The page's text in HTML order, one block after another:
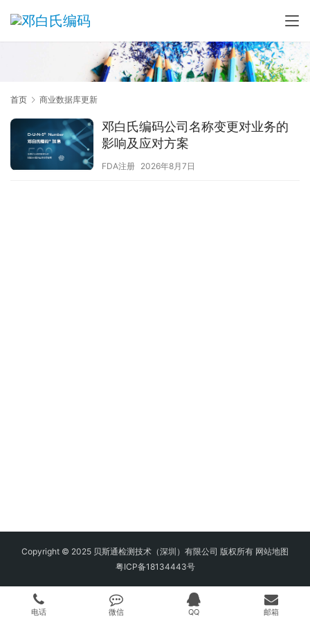
首页 商业数据库更新
邓白氏编码公司名称变更对业务的
影响及应对方案
FDA注册 2026年8月7日
Copyright © 2025 贝斯通检测技术（深圳）有限公司 版权所有 网站地图
粤ICP备18134443号
电话 微信 QQ 邮箱